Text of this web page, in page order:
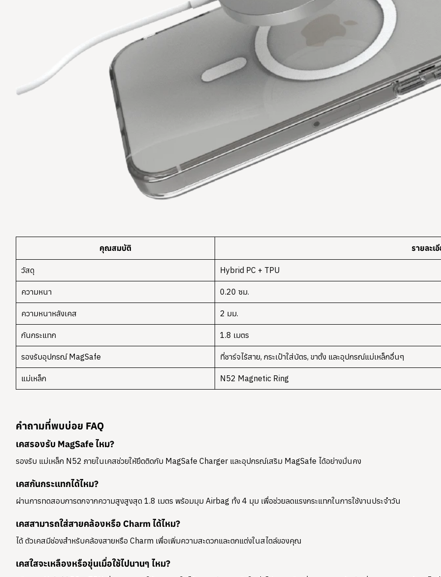
คุณสมบัติ รายละเ
วัสดุ Hybrid PC + TPU
ความหนา 0.20 ซม.
ความหนาหลังเคส 2 มม.
กันกระแทก 1.8 เมตร
รองรับอุปกรณ์ MagSafe ที่ชาร์จไร้สาย, กระเป๋าใส่บัตร, ขาตั้ง และอุปกรณ์แม่เหล็กอื่นๆ
แม่เหล็ก N52 Magnetic Ring
คำถามที่พบบ่อย FAQ
เคสรองรับ MagSafe ไหม?
รองรับ แม่เหล็ก N52 ภายในเคสช่วยให้ยึดติดกับ MagSafe Charger และอุปกรณ์เสริม MagSafe ได้อย่างมั่นคง
เคสกันกระแทกได้ไหม?
ผ่านการทดสอบการตกจากความสูงสูงสุด 1.8 เมตร พร้อมมุม Airbag ทั้ง 4 มุม เพื่อช่วยลดแรงกระแทกในการใช้งานประจำวัน
เคสสามารถใส่สายคล้องหรือ Charm ได้ไหม?
ได้ ตัวเคสมีช่องสำหรับคล้องสายหรือ Charm เพื่อเพิ่มความสะดวกและตกแต่งในสไตล์ของคุณ
เคสใสจะเหลืองหรือขุ่นเมื่อใช้ไปนานๆ ไหม?